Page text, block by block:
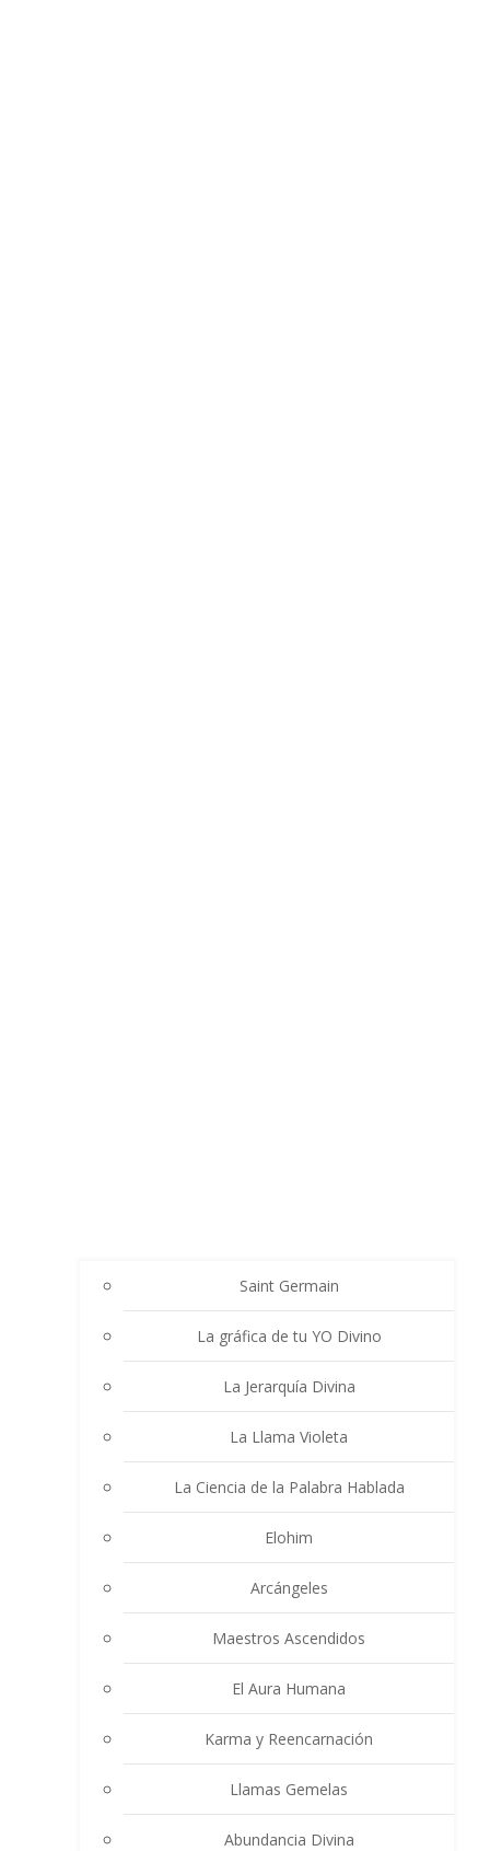
Saint Germain
La gráfica de tu YO Divino
La Jerarquía Divina
La Llama Violeta
La Ciencia de la Palabra Hablada
Elohim
Arcángeles
Maestros Ascendidos
El Aura Humana
Karma y Reencarnación
Llamas Gemelas
Abundancia Divina